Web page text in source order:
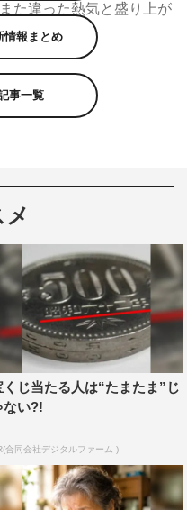
た違った熱気と盛り上が
の楽曲やグループの枠を
STU48は、「メロンジ
フォーマンスが続いた。
て7グループが対抗して
げる「グループ対抗MC選
愛が「麻莉愛には未来
とファンに言われてし
ーマにトーク。BNK48
しすぎて5キロ太ったこ
語ながらも笑いを取っ
て「地元名物の送り合い
ム8が優勝し、会場の千
情報まとめ
事一覧
くじ当たる人は“たまたま”じ
ない?!
合同会社デジタルファーム )